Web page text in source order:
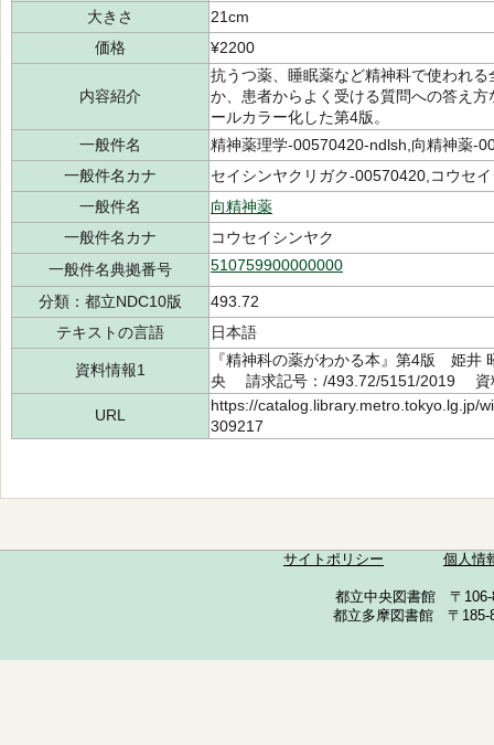
大きさ
21cm
価格
¥2200
内容紹介
抗うつ薬、睡眠薬など精神科で使われ
か、患者からよく受ける質問への答え
ールカラー化した第4版。
一般件名
精神薬理学-00570420-ndlsh,向精神薬-
一般件名カナ
セイシンヤクリガク-00570420,コウセ
一般件名
向精神薬
一般件名カナ
コウセイシンヤク
一般件名典拠番号
510759900000000
分類：都立NDC10版
493.72
テキストの言語
日本語
資料情報1
『精神科の薬がわかる本』第4版 姫
央 請求記号：/493.72/5151/2019 資
URL
https://catalog.library.metro.tokyo.lg.jp/
309217
サイトポリシー 個人情
都立中央図書館 〒
都立多摩図書館 〒185-